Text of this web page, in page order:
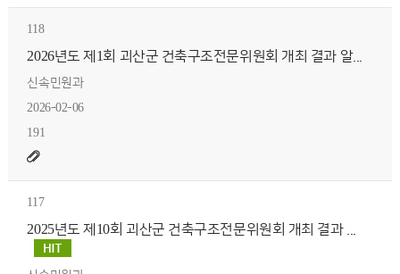
118
2026년도 제1회 괴산군 건축구조전문위원회 개최 결과 알...
신속민원과
2026-02-06
191
117
2025년도 제10회 괴산군 건축구조전문위원회 개최 결과 ...